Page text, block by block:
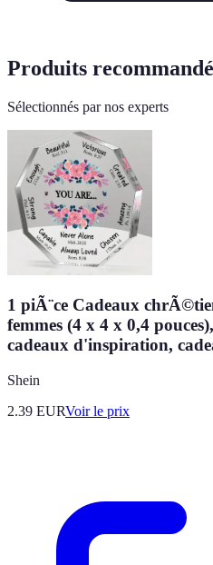
Produits
Sélectionnés par nos experts
1 piÃ¨ce Cadeaux
femmes (4 x 4 x 0,4
cadeaux d'inspiration,
Shein
2.39 EURVoir le prix